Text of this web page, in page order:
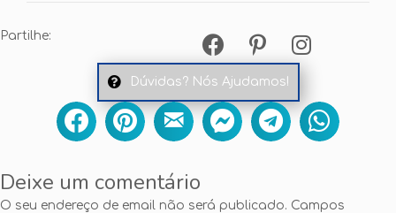
Partilhe:
Dúvidas? Nós Ajudamos!
Deixe um comentário
O seu endereço de email não será publicado. Campos